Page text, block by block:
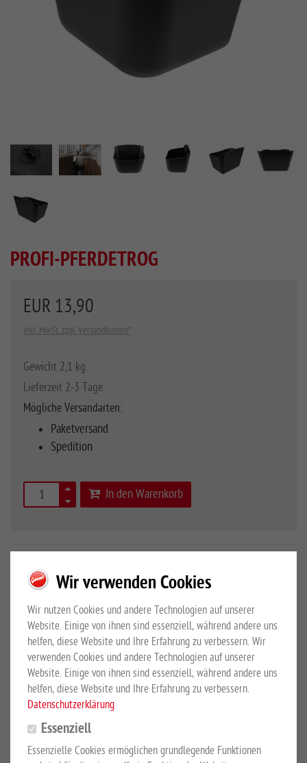
PROFI-PFERDETROG
EUR 13,90
inkl. MwSt. zzgl. Versandkosten*
Gewicht 2,1 kg
Lieferzeit 2-3 Tage
Mögliche Versandarten:
Paketversand
Spedition
In den Warenkorb
mit Auslaufstopfen
Mehr Details
Großewinkelmann GmbH & Co.KG
Sicherheitshinweise
PRODUKTBESCHREIBUNG
mit Auslaufstopfen
Wir verwenden Cookies
Wir nutzen Cookies und andere Technologien auf unserer
Website. Einige von ihnen sind essenziell, während andere uns
helfen, diese Website und Ihre Erfahrung zu verbessern. Wir
verwenden Cookies und andere Technologien auf unserer
Website. Einige von ihnen sind essenziell, während andere uns
helfen, diese Website und Ihre Erfahrung zu verbessern.
Datenschutzerklärung
Essenziell
Essenzielle Cookies ermöglichen grundlegende Funktionen